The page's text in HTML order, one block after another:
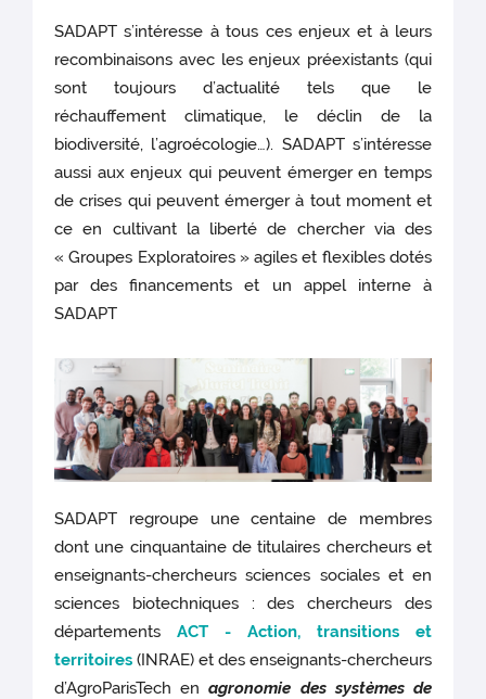
SADAPT s’intéresse à tous ces enjeux et à leurs
recombinaisons avec les enjeux préexistants (qui
sont toujours d’actualité tels que le
réchauffement climatique, le déclin de la
biodiversité, l’agroécologie…). SADAPT s’intéresse
aussi aux enjeux qui peuvent émerger en temps
de crises qui peuvent émerger à tout moment et
ce en cultivant la liberté de chercher via des
« Groupes Exploratoires » agiles et flexibles dotés
par des financements et un appel interne à
SADAPT
SADAPT regroupe une centaine de membres
dont une cinquantaine de titulaires chercheurs et
enseignants-chercheurs sciences sociales et en
sciences biotechniques : des chercheurs des
départements ACT - Action, transitions et
territoires (INRAE) et des enseignants-chercheurs
d’AgroParisTech enagronomie des systèmes de